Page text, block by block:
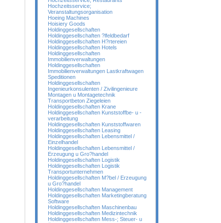
Hochzeitsservice;
Veranstaltungsorganisation
Hoeing Machines
Hoisiery Goods
Holdinggesellschaften
Holdinggesellschaften ?lfeldbedarf
Holdinggesellschaften H?rtereien
Holdinggesellschaften Hotels
Holdinggesellschaften
Immobilienverwaltungen
Holdinggesellschaften
Immobilienverwaltungen Lastkraftwagen
Speditionen
Holdinggesellschaften
Ingenieurkonsulenten / Zivilingenieure
Montagen u Montagetechnik
Transportbeton Ziegeleien
Holdinggesellschaften Krane
Holdinggesellschaften Kunststoffbe- u -
verarbeitung
Holdinggesellschaften Kunststoffwaren
Holdinggesellschaften Leasing
Holdinggesellschaften Lebensmittel /
Einzelhandel
Holdinggesellschaften Lebensmittel /
Erzeugung u Gro?handel
Holdinggesellschaften Logistik
Holdinggesellschaften Logistik
Transportunternehmen
Holdinggesellschaften M?bel / Erzeugung
u Gro?handel
Holdinggesellschaften Management
Holdinggesellschaften Marketingberatung
Software
Holdinggesellschaften Maschinenbau
Holdinggesellschaften Medizintechnik
Holdinggesellschaften Mess-; Steuer- u